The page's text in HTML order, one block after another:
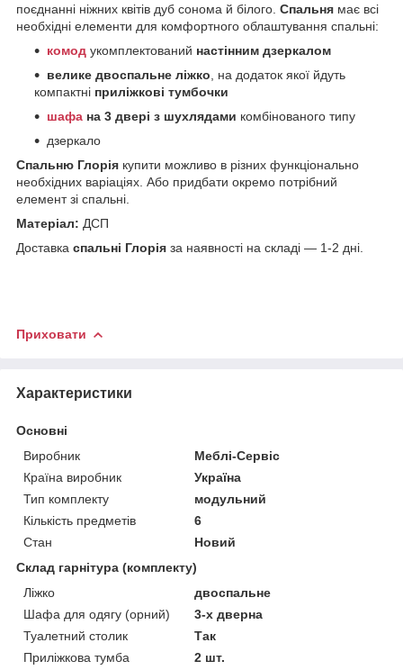
поєднанні ніжних квітів дуб сонома й білого. Спальня має всі
необхідні елементи для комфортного облаштування спальні:
комод укомплектований настінним дзеркалом
велике двоспальне ліжко , на додаток якої йдуть
компактні приліжкові тумбочки
шафа на 3 двері з шухлядами комбінованого типу
дзеркало
Спальню Глорія купити можливо в різних функціонально
необхідних варіаціях. Або придбати окремо потрібний
елемент зі спальні.
Матеріал: ДСП
Доставка спальні Глорія за наявності на складі — 1-2 дні.
Приховати
Характеристики
Основні
Виробник
Меблі-Сервіс
Країна виробник
Україна
Тип комплекту
модульний
Кількість предметів
6
Стан
Новий
Склад гарнітура (комплекту)
Ліжко
двоспальне
Шафа для одягу (орний)
3-х дверна
Туалетний столик
Так
Приліжкова тумба
2 шт.